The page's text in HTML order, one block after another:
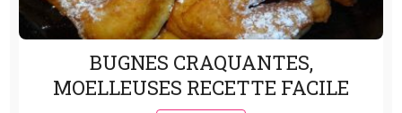
BUGNES CRAQUANTES,
MOELLEUSES RECETTE FACILE